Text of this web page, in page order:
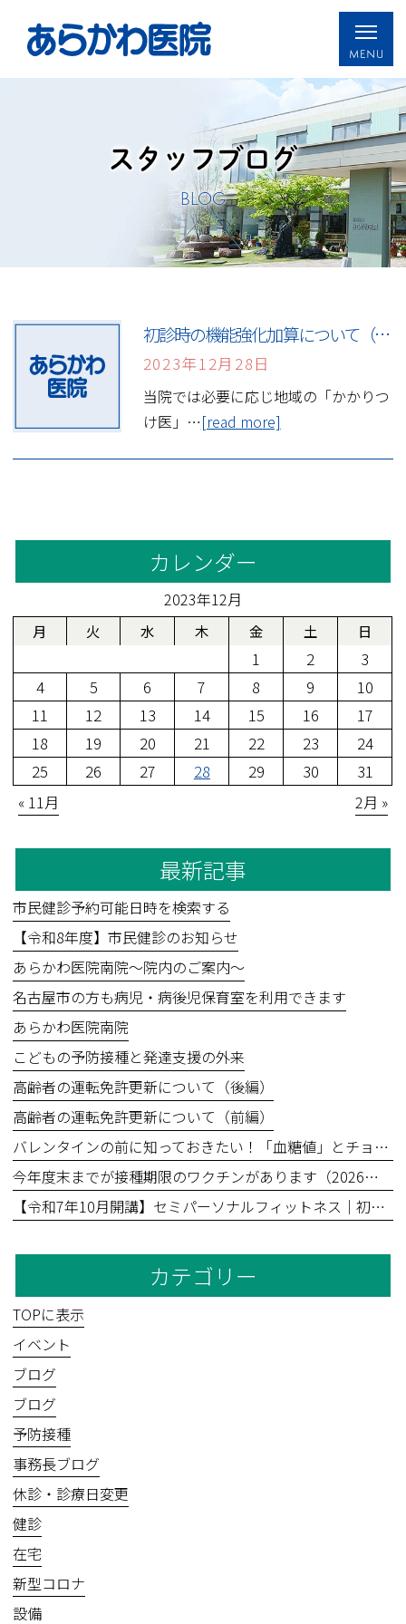
スタッフブログ
BLOG
初診時の機能強化加算について（HP掲載）
2023年12月28日
当院では必要に応じ地域の「かかりつ
け医」…[read more]
カレンダー
2023年12月
月 火 水 木 金 土 日
1 2
3
4
5 6 7 8 9
10
11
12 13 14 15 16
17
18
19 20 21 22 23
24
25
26 27 28 29 30
31
« 11月
2月 »
最新記事
市民健診予約可能日時を検索する
【令和8年度】市民健診のお知らせ
あらかわ医院南院～院内のご案内～
名古屋市の方も病児・病後児保育室を利用できます
あらかわ医院南院
こどもの予防接種と発達支援の外来
高齢者の運転免許更新について（後編）
高齢者の運転免許更新について（前編）
バレンタインの前に知っておきたい！「血糖値」とチョコレートの食べ方
今年度末までが接種期限のワクチンがあります（2026年3月31日まで）
【令和7年10月開講】セミパーソナルフィットネス｜初回無料体験あり
カテゴリー
TOPに表示
イベント
ブログ
ブログ
予防接種
事務長ブログ
休診・診療日変更
健診
在宅
新型コロナ
設備